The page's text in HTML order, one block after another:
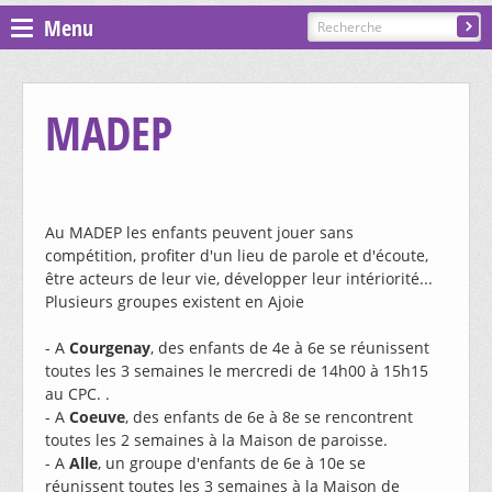
Menu
Espace pastoral
Paroisses
PRÉSENTATION, CONTACTS
CATÉCHÈSE ET SACREMENTS
GROUPES ET MOUVEMENTS
CHORALE SAINTE-CÉCILE
EGLISES ET CHAPELLES
ST-JEAN - ALLE-BAROCHE-VENDLINE
PRÉSENTATION, CONTACTS
CÉLÉBRATIONS
CATÉCHÈSE ET SACREMENTS
GROUPES ET MOUVEMENTS
ST-MARTIN - HAUTE-AJOIE
PRÉSENTATION, CONTACTS
CÉLÉBRATIONS
ST-NICOLAS DE FLÜE - BONCOURT
MADEP
Au MADEP les enfants peuvent jouer sans
compétition, profiter d'un lieu de parole et d'écoute,
être acteurs de leur vie, développer leur intériorité...
Plusieurs groupes existent en Ajoie
- A Courgenay, des enfants de 4e à 6e se réunissent
toutes les 3 semaines le mercredi de 14h00 à 15h15
au CPC. .
- A Coeuve, des enfants de 6e à 8e se rencontrent
toutes les 2 semaines à la Maison de paroisse.
- A Alle, un groupe d'enfants de 6e à 10e se
réunissent toutes les 3 semaines à la Maison de